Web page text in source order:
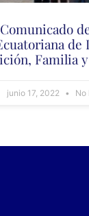
Comunicado
de
Familia
junio 17, 2022 No